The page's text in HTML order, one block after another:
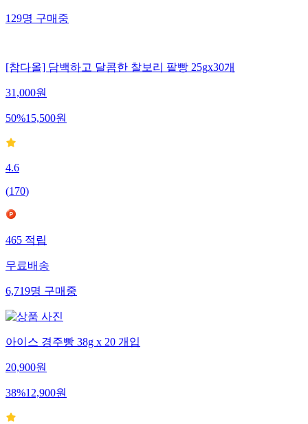
129명 구매중
[참다올] 담백하고 달콤한 찰보리 팥빵 25gx30개
31,000원
50%15,500원
4.6
(170)
465 적립
무료배송
6,719명 구매중
아이스 경주빵 38g x 20 개입
20,900원
38%12,900원